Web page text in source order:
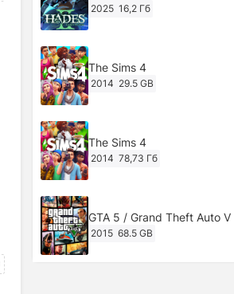
2025 16,2 Гб
The Sims 4
2014 29.5 GB
The Sims 4
2014 78,73 Гб
GTA 5 / Grand Theft Auto V
2015 68.5 GB